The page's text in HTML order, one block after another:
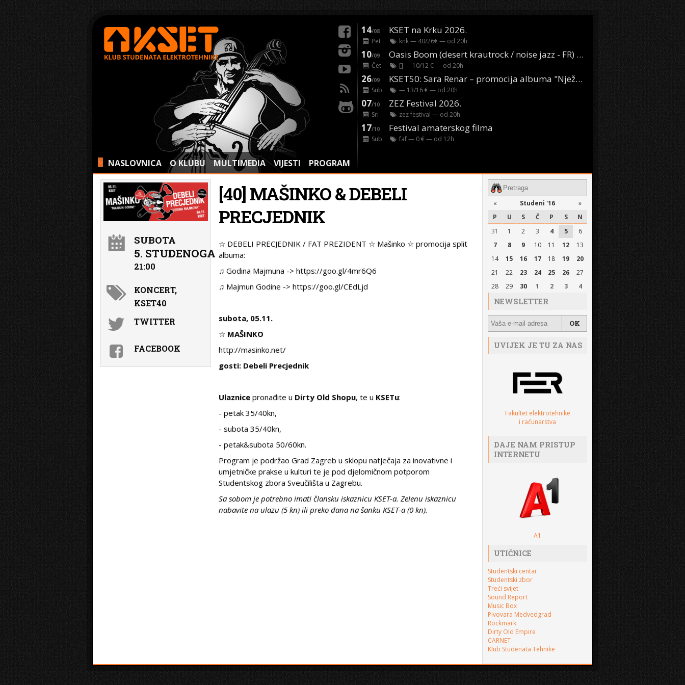
> NASLOVNICA O KLUBU MULTIMEDIA VIJESTI PROGRAM
14/08 KSET na Krku 2026.
Pet knk— 40/26€ — od 20h
10/09 Oasis Boom (desert krautrock / noise jazz - FR) @ KONTEJNER
Čet [] — 10/12 € — od 20h
26/09 KSET50: Sara Renar – promocija albuma "Nježne riječi" @ Močvara
Sub — 13/16 € — od 20h
07/10 ZEZ Festival 2026.
Sri zez festival — od 20h
17/10 Festival amaterskog filma
Sub faf— 0 € — od 12h
[40] MAŠINKO & DEBELI
PRECJEDNIK
☆ DEBELI PRECJEDNIK / FAT PREZIDENT ☆ Mašinko ☆ promocija split
albuma:
♫ Godina Majmuna -> https://goo.gl/4mr6Q6
♫ Majmun Godine -> https://goo.gl/CEdLjd
subota, 05.11.
☆ MAŠINKO
http://masinko.net/
gosti: Debeli Precjednik
Ulaznice pronađite u Dirty Old Shopu, te u KSETu:
- petak 35/40kn,
- subota 35/40kn,
- petak&subota 50/60kn.
Program je podržao Grad Zagreb u sklopu natječaja za inovativne i
umjetničke prakse u kulturi te je pod djelomičnom potporom
Studentskog zbora Sveučilišta u Zagrebu.
Sa sobom je potrebno imati člansku iskaznicu KSET-a. Zelenu iskaznicu
nabavite na ulazu (5 kn) ili preko dana na šanku KSET-a (0 kn).
SUBOTA
5. STUDENOGA
21:00
KONCERT,
KSET40
TWITTER
FACEBOOK
« Studeni '16
»
P
U S Č P S
N
31
1 2 3 4 5
6
7
8 9 10 11 12
13
14
15 16 17 18 19
20
21
22 23 24 25 26
27
28
29 30 1 2 3 4
NEWSLETTER
UVIJEK JE TU ZA NAS
Fakultet elektrotehnike
i računarstva
DAJE NAM PRISTUP
INTERNETU
A1
UTIČNICE
Studentski centar
Studentski zbor
Treći svijet
Sound Report
Music Box
Pivovara Medvedgrad
Rockmark
Dirty Old Empire
CARNET
Klub Studenata Tehnike